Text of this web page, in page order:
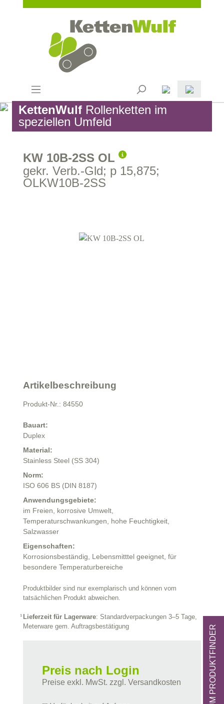
KettenWulfRollenketten im
speziellen Umfeld
KW 10B-2SS OL
gekr. Verb.-Gld; p 15,875;
OLKW10B-2SS
Artikelbeschreibung
Produkt-Nr.: 84550
Bauart:
Duplex
Material:
Stainless Steel (SS 304)
Norm:
ISO 606 BS (DIN 8187)
Anwendungsgebiete:
im Freien, korrosive Umwelt,
Temperaturschwankungen, hohe Feuchtigkeit,
Salzwasser
Eigenschaften:
Korrosionsbeständig, Lebensmitttel geeignet, für
besondere Temperaturbereiche
Produktbilder sind nur exemplarisch und können vom
tatsächlichen Produkt abweichen.
Lieferzeit für Lagerware: Standardverpackungen 3–5 Tage,
Meterware gem. Auftragsbestätigung
Preis nach Login
Preise exkl. MwSt. zzgl. Versandkosten ZUM PRODUKTFINDER